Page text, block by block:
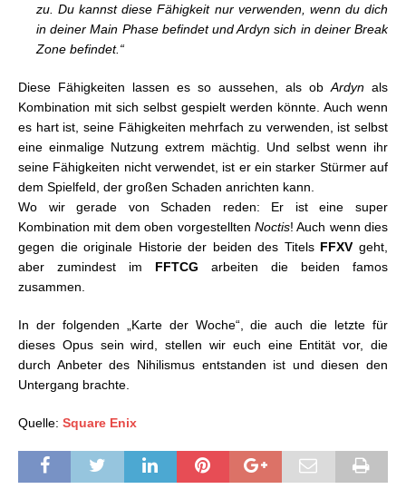
zu. Du kannst diese Fähigkeit nur verwenden, wenn du dich
in deiner Main Phase befindet und Ardyn sich in deiner Break
Zone befindet.“
Diese Fähigkeiten lassen es so aussehen, als ob Ardyn als
Kombination mit sich selbst gespielt werden könnte. Auch wenn
es hart ist, seine Fähigkeiten mehrfach zu verwenden, ist selbst
eine einmalige Nutzung extrem mächtig. Und selbst wenn ihr
seine Fähigkeiten nicht verwendet, ist er ein starker Stürmer auf
dem Spielfeld, der großen Schaden anrichten kann.
Wo wir gerade von Schaden reden: Er ist eine super
Kombination mit dem oben vorgestellten Noctis! Auch wenn dies
gegen die originale Historie der beiden des Titels FFXV geht,
aber zumindest im FFTCG arbeiten die beiden famos
zusammen.
In der folgenden „Karte der Woche“, die auch die letzte für
dieses Opus sein wird, stellen wir euch eine Entität vor, die
durch Anbeter des Nihilismus entstanden ist und diesen den
Untergang brachte.
Quelle: Square Enix